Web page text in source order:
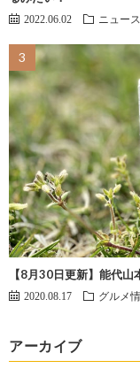
2022.06.02 ニュース
【8月30日更新】能代
2020.08.17 グルメ
アーカイブ